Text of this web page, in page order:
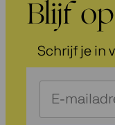
Blijf
Schrijf je in
Schrijf